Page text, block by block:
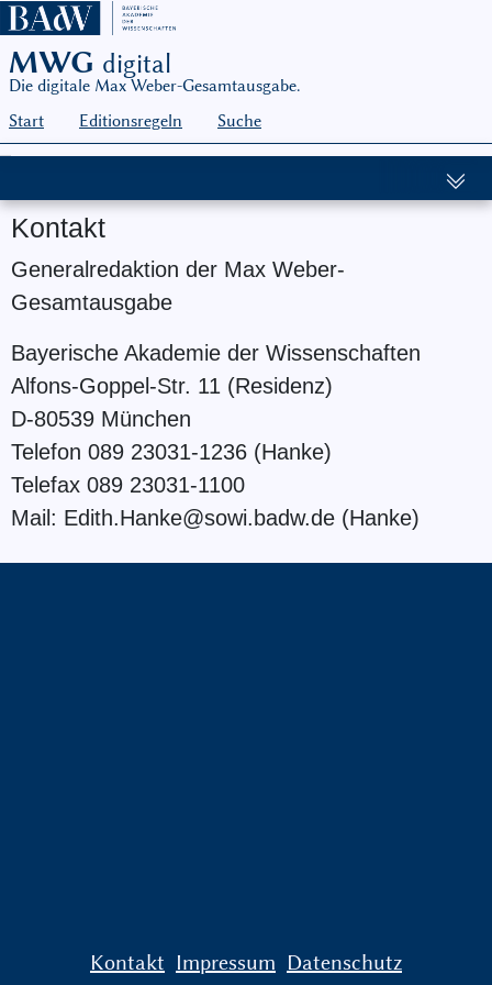
MWG digital
Die digitale Max Weber-Gesamtausgabe.
Start
Editionsregeln Suche
Kontakt
Generalredaktion der Max Weber-
Gesamtausgabe
Bayerische Akademie der Wissenschaften
Alfons-Goppel-Str. 11 (Residenz)
D-80539 München
Telefon 089 23031-1236 (Hanke)
Telefax 089 23031-1100
Mail: Edith.Hanke@sowi.badw.de (Hanke)
Kontakt Impressum Datenschutz